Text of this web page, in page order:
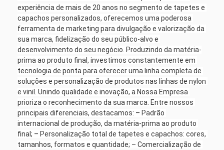
experiência de mais de 20 anos no segmento de tapetes e
capachos personalizados, oferecemos uma poderosa
ferramenta de marketing para divulgação e valorização da
sua marca, fidelização do seu público-alvo e
desenvolvimento do seu negócio. Produzindo da matéria-
prima ao produto final, investimos constantemente em
tecnologia de ponta para oferecer uma linha completa de
soluções e personalização de produtos nas linhas de nylon
e vinil. Unindo qualidade e inovação, a Nossa Empresa
prioriza o reconhecimento da sua marca. Entre nossos
principais diferenciais, destacamos: – Padrão
internacional de produção, da matéria-prima ao produto
final; – Personalização total de tapetes e capachos: cores,
tamanhos, formatos e quantidade; – Comercialização de